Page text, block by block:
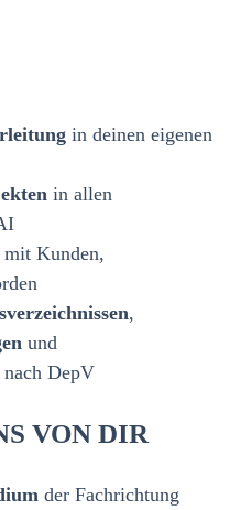
in deinen eigenen
in allen
mit Kunden,
,
und
nach DepV
VON DIR
der Fachrichtung